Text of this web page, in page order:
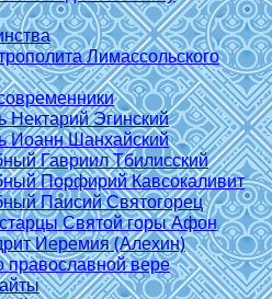
Лимассольского
Нектарий Эгинский
Иоанн Шанхайский
Гавриил Тбилисский
Порфирий Кавсокаливит
Паисий Святогорец
Святой горы Афон
Иеремия (Алехин)
православной вере